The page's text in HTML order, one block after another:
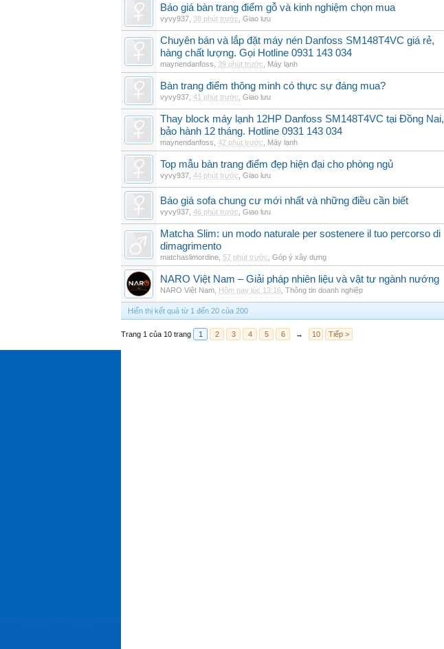
Báo giá bàn trang điểm gỗ và kinh nghiệm chọn mua
vyvy937 38 phút trước Giao lưu
Chuyên bán và lắp đặt máy nén Danfoss SM148T4VC giá rẻ,
hàng chất lượng. Gọi Hotline 0931 143 034
maynendanfoss 39 phút trước Máy lạnh
Bàn trang điểm thông minh có thực sự đáng mua?
vyvy937 41 phút trước Giao lưu
Thay block máy lạnh 12HP Danfoss SM148T4VC tại Đồng Nai,
bảo hành 12 tháng. Hotline 0931 143 034
maynendanfoss 42 phút trước Máy lạnh
Top mẫu bàn trang điểm đẹp hiện đại cho phòng ngủ
vyvy937 44 phút trước Giao lưu
Báo giá sofa chung cư mới nhất và những điều cần biết
vyvy937 46 phút trước Giao lưu
Matcha Slim: un modo naturale per sostenere il tuo percorso di
dimagrimento
matchaslimordine 57 phút trước Góp ý xây dựng
NARO Việt Nam – Giải pháp nhiên liệu và vật tư ngành nướng
NARO Việt Nam Hôm nay lúc 13:16 Thông tin doanh nghiệp
Hiển thị kết quả từ 1 đến 20 của 200
Trang 1 của 10 trang 1 2 3 4 5 6 → 10 Tiếp >